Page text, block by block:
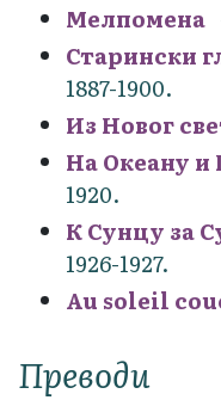
Мелпомена
Старински
1887-1900.
Из Новог
На Океану и
1920.
К Сунцу за
1926-1927.
Au soleil
Преводи